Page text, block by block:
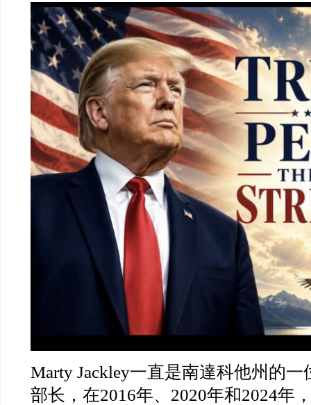
Marty Jackley一直是南達科他州的
部长，在2016年、2020年和2024年